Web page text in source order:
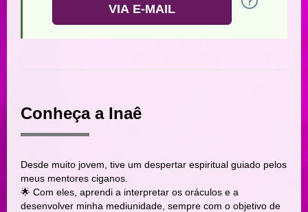
VIA E-MAIL
Conheça a Inaê
Desde muito jovem, tive um despertar espiritual guiado pelos
meus mentores ciganos.
🌟 Com eles, aprendi a interpretar os oráculos e a
desenvolver minha mediunidade, sempre com o objetivo de